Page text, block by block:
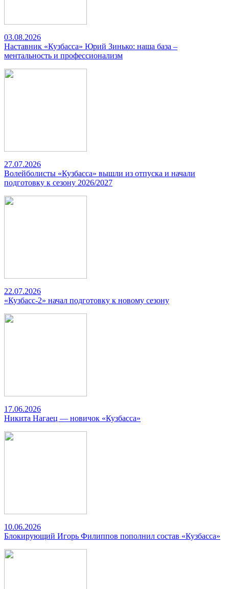
03.08.2026
Наставник «Кузбасса» Юрий Зинько: наша база –
ментальность и профессионализм
27.07.2026
Волейболисты «Кузбасса» вышли из отпуска и начали
подготовку к сезону 2026/2027
22.07.2026
«Кузбасс-2» начал подготовку к новому сезону
17.06.2026
Никита Нагаец — новичок «Кузбасса»
10.06.2026
Блокирующий Игорь Филиппов пополнил состав «Кузбасса»